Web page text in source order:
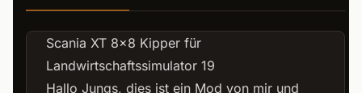
Scania XT 8x8 Kipper für
Landwirtschaftssimulator 19
Hallo Jungs, dies ist ein Mod von mir und